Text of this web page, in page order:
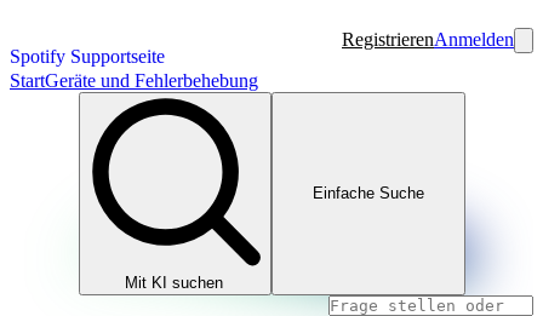
Spotify Supportseite
RegistrierenAnmelden
StartGeräte und Fehlerbehebung
Mit KI suchen
Einfache Suche